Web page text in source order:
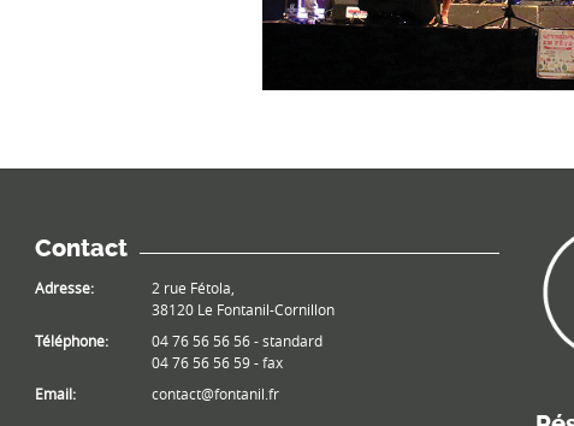
Contact
Adresse:
2 rue Fétola,
38120 Le Fontanil-Cornillon
Téléphone:
04 76 56 56 56 - standard
04 76 56 56 59 - fax
Email:
contact@fontanil.fr